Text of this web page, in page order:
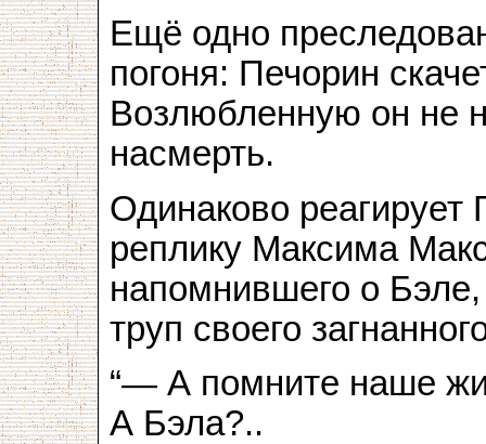
Ещё одно
погоня: Печорин
Возлюбленную он не
насмерть.
Одинаково реагирует
реплику Максима
напомнившего о
труп своего
“— А помните наше
А Бэла?..